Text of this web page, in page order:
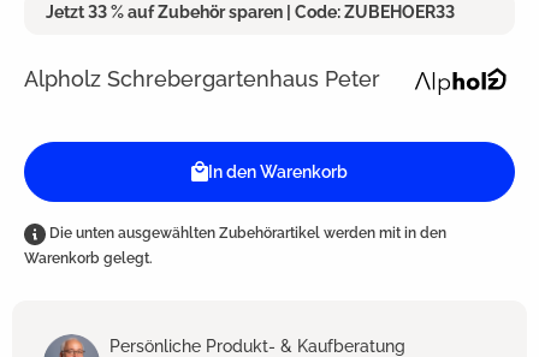
Jetzt 33 % auf Zubehör sparen | Code: ZUBEHOER33
Alpholz Schrebergartenhaus Peter
In den Warenkorb
Die unten ausgewählten Zubehörartikel werden mit in den
Warenkorb gelegt.
Persönliche Produkt- & Kaufberatung